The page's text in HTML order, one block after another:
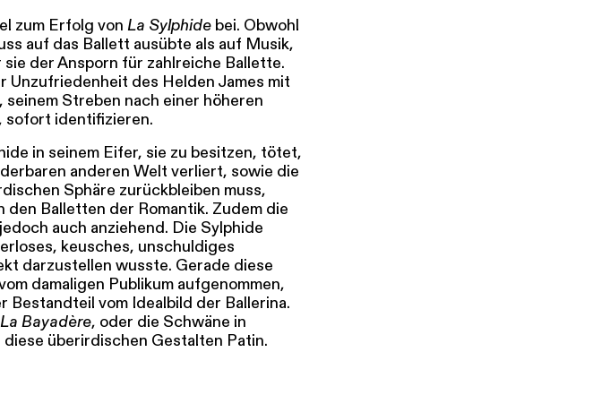
zum Erfolg von La Sylphide bei. Obwohl
auf das Ballett ausübte als auf Musik,
der Ansporn für zahlreiche Ballette.
Unzufriedenheit des Helden James mit
Streben nach einer höheren
sofort identifizieren.
in seinem Eifer, sie zu besitzen, tötet,
anderen Welt verliert, sowie die
Sphäre zurückbleiben muss,
Balletten der Romantik. Zudem die
auch anziehend. Die Sylphide
keusches, unschuldiges
darzustellen wusste. Gerade diese
damaligen Publikum aufgenommen,
vom Idealbild der Ballerina.
La Bayadère, oder die Schwäne in
überirdischen Gestalten Patin.